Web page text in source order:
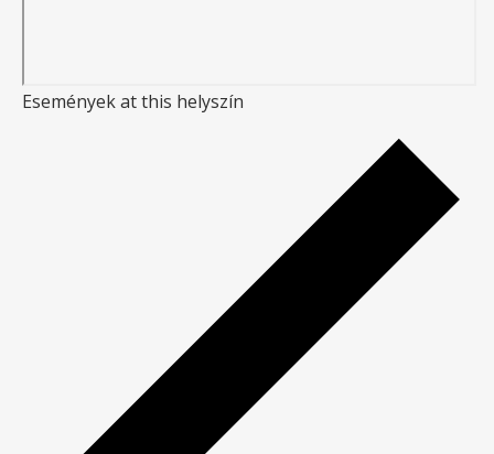
Események at this helyszín